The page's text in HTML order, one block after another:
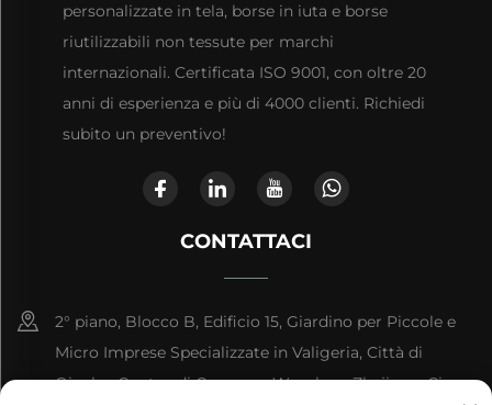
personalizzate in tela, borse in iuta e borse
riutilizzabili non tessute per marchi
internazionali. Certificata ISO 9001, con oltre 20
anni di esperienza e più di 4000 clienti. Richiedi
subito un preventivo!
CONTATTACI
2° piano, Blocco B, Edificio 15, Giardino per Piccole e
Micro Imprese Specializzate in Valigeria, Città di
Qianku, Contea di Cangnan, Wenzhou, Zhejiang, Cina